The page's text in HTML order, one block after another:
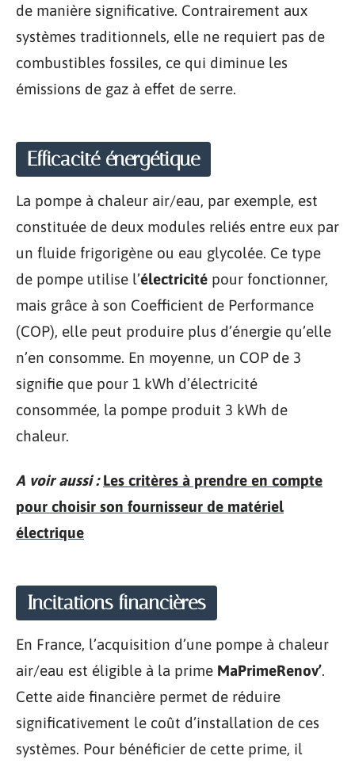
de manière significative. Contrairement aux
systèmes traditionnels, elle ne requiert pas de
combustibles fossiles, ce qui diminue les
émissions de gaz à effet de serre.
Efficacité énergétique
La pompe à chaleur air/eau, par exemple, est
constituée de deux modules reliés entre eux par
un fluide frigorigène ou eau glycolée. Ce type
de pompe utilise l’électricité pour fonctionner,
mais grâce à son Coefficient de Performance
(COP), elle peut produire plus d’énergie qu’elle
n’en consomme. En moyenne, un COP de 3
signifie que pour 1 kWh d’électricité
consommée, la pompe produit 3 kWh de
chaleur.
A voir aussi : Les critères à prendre en compte
pour choisir son fournisseur de matériel
électrique
Incitations financières
En France, l’acquisition d’une pompe à chaleur
air/eau est éligible à la prime MaPrimeRenov’.
Cette aide financière permet de réduire
significativement le coût d’installation de ces
systèmes. Pour bénéficier de cette prime, il